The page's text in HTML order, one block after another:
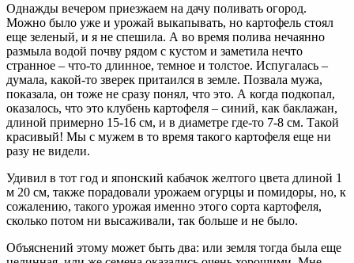
Однажды вечером приезжаем на дачу поливать огород.
Можно было уже и урожай выкапывать, но картофель стоял
еще зеленый, и я не спешила. А во время полива нечаянно
размыла водой почву рядом с кустом и заметила нечто
странное – что-то длинное, темное и толстое. Испугалась –
думала, какой-то зверек притаился в земле. Позвала мужа,
показала, он тоже не сразу понял, что это. А когда подкопал,
оказалось, что это клубень картофеля – синий, как баклажан,
длиной примерно 15-16 см, и в диаметре где-то 7-8 см. Такой
красивый! Мы с мужем в то время такого картофеля еще ни
разу не видели.
Удивил в тот год и японский кабачок желтого цвета длиной 1
м 20 см, также порадовали урожаем огурцы и помидоры, но, к
сожалению, такого урожая именно этого сорта картофеля,
сколько потом ни высаживали, так больше и не было.
Объяснений этому может быть два: или земля тогда была еще